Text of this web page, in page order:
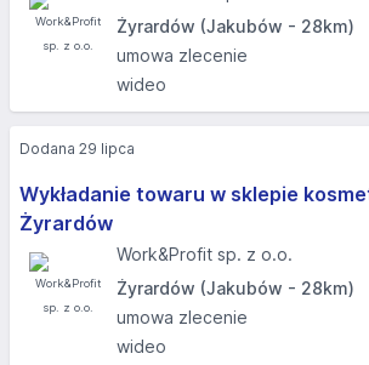
Żyrardów (Jakubów - 28km)
umowa zlecenie
wideo
Wykładanie towaru w sklepie
Żyrardów
Work&Profit sp. z o.o.
Żyrardów (Jakubów - 28km)
umowa zlecenie
wideo
Dodana 29 lipca